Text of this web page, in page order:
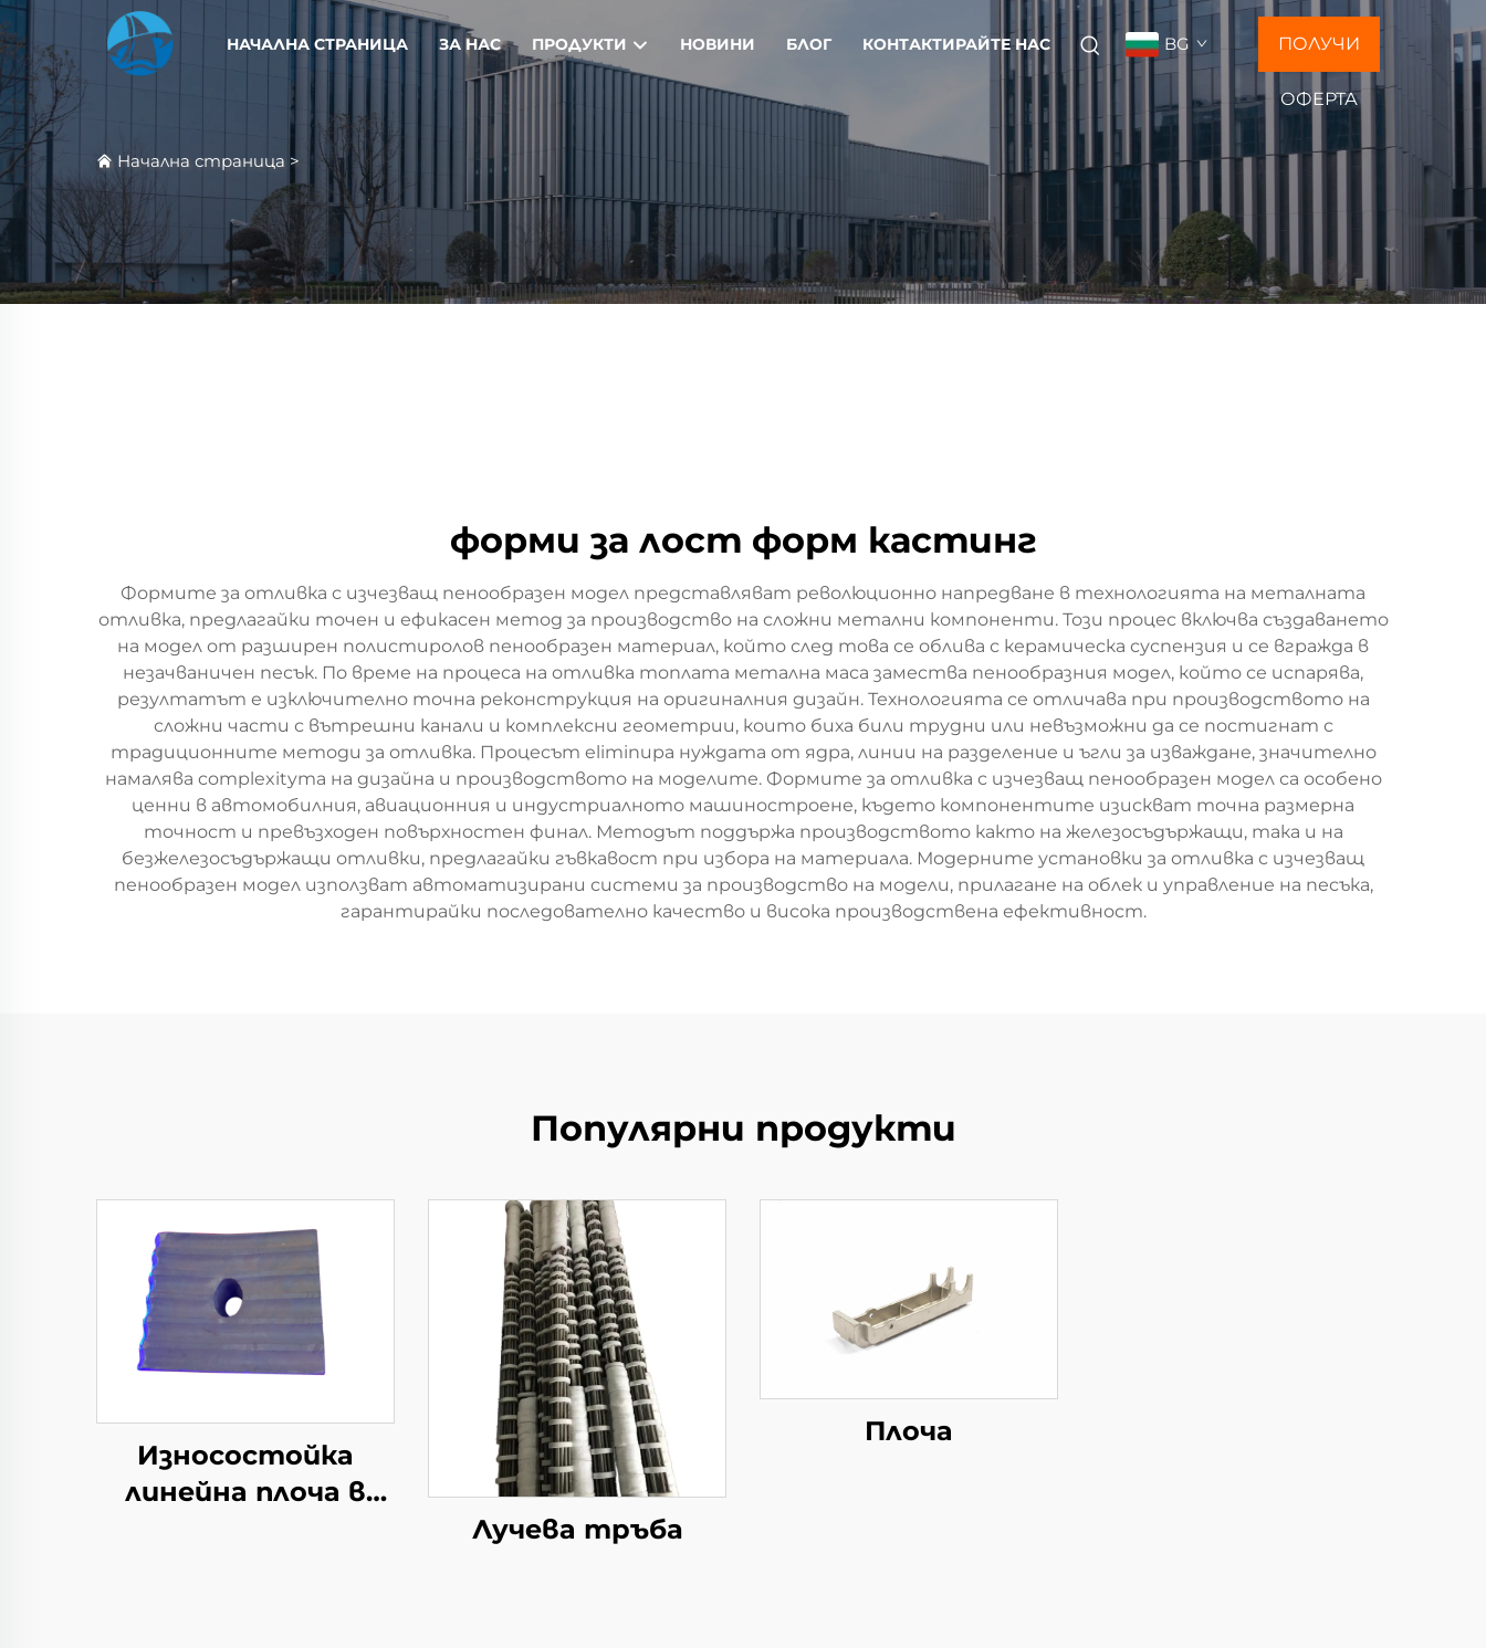
НАЧАЛНА СТРАНИЦА ЗА НАС ПРОДУКТИ НОВИНИ БЛОГ КОНТАКТИРАЙТЕ НАС BG ПОЛУЧИ
ОФЕРТА
Начална страница >
форми за лост форм кастинг
Формите за отливка с изчезващ пенообразен модел представляват революционно напредване в технологията на металната
отливка, предлагайки точен и ефикасен метод за производство на сложни метални компоненти. Този процес включва създаването
на модел от разширен полистиролов пенообразен материал, който след това се облива с керамическа суспензия и се вгражда в
незачваничен песък. По време на процеса на отливка топлата метална маса замества пенообразния модел, който се испарява,
резултатът е изключително точна реконструкция на оригиналния дизайн. Технологията се отличава при производството на
сложни части с вътрешни канали и комплексни геометрии, които биха били трудни или невъзможни да се постигнат с
традиционните методи за отливка. Процесът eliminира нуждата от ядра, линии на разделение и ъгли за изваждане, значително
намалява complexityта на дизайна и производството на моделите. Формите за отливка с изчезващ пенообразен модел са особено
ценни в автомобилния, авиационния и индустриалното машиностроене, където компонентите изискват точна размерна
точност и превъзходен повърхностен финал. Методът поддържа производството както на железосъдържащи, така и на
безжелезосъдържащи отливки, предлагайки гъвкавост при избора на материала. Модерните установки за отливка с изчезващ
пенообразен модел използват автоматизирани системи за производство на модели, прилагане на облек и управление на песъка,
гарантирайки последователно качество и висока производствена ефективност.
Популярни продукти
Износостойка
линейна плоча в
Лучева тръбa
Плоча